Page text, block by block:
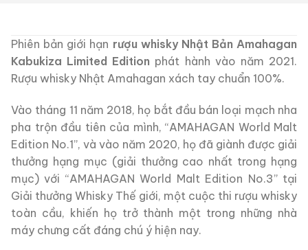
Phiên bản giới hạn rượu whisky Nhật Bản Amahagan
Kabukiza Limited Edition phát hành vào năm 2021.
Rượu whisky Nhật Amahagan xách tay chuẩn 100%.
Vào tháng 11 năm 2018, họ bắt đầu bán loại mạch nha
pha trộn đầu tiên của mình, “AMAHAGAN World Malt
Edition No.1”, và vào năm 2020, họ đã giành được giải
thưởng hạng mục (giải thưởng cao nhất trong hạng
mục) với “AMAHAGAN World Malt Edition No.3” tại
Giải thưởng Whisky Thế giới, một cuộc thi rượu whisky
toàn cầu, khiến họ trở thành một trong những nhà
máy chưng cất đáng chú ý hiện nay.